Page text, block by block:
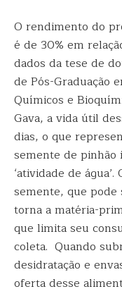
O rendimento do
é de 30% em
dados da tese de
de Pós-Graduação
Químicos e
Gava, a vida útil
dias, o que
semente de pinhão
‘atividade de
semente, que
torna a matéria-
que limita seu
coleta. Quando
desidratação e
oferta desse